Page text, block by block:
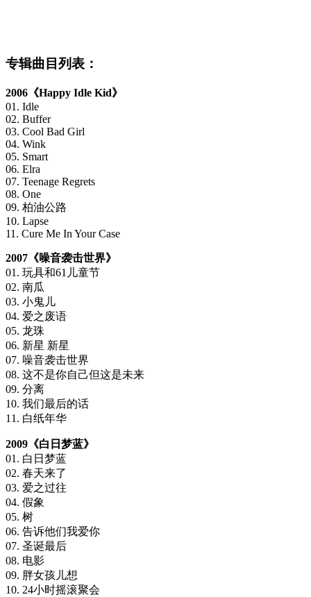
专辑曲目列表：
2006《Happy Idle Kid》
01. Idle
02. Buffer
03. Cool Bad Girl
04. Wink
05. Smart
06. Elra
07. Teenage Regrets
08. One
09. 柏油公路
10. Lapse
11. Cure Me In Your Case
2007《噪音袭击世界》
01. 玩具和61儿童节
02. 南瓜
03. 小鬼儿
04. 爱之废语
05. 龙珠
06. 新星 新星
07. 噪音袭击世界
08. 这不是你自己但这是未来
09. 分离
10. 我们最后的话
11. 白纸年华
2009《白日梦蓝》
01. 白日梦蓝
02. 春天来了
03. 爱之过往
04. 假象
05. 树
06. 告诉他们我爱你
07. 圣诞最后
08. 电影
09. 胖女孩儿想
10. 24小时摇滚聚会